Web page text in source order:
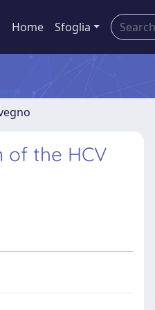
Home Sfoglia
of the HCV